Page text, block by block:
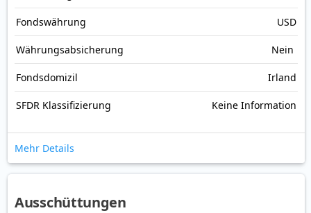
Fonds­währung USD
Währungsabsicherung Nein
Fondsdomizil Irland
SFDR Klassifizierung Keine Information
Mehr Details
Ausschüttungen